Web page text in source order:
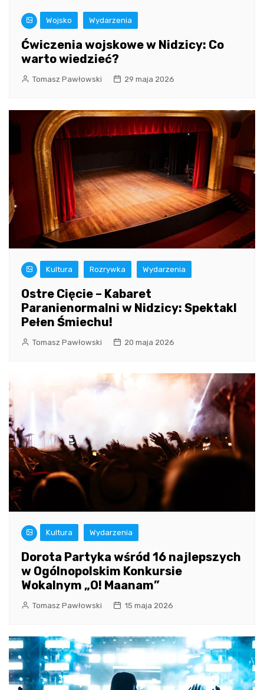
Wojsko Wydarzenia
Ćwiczenia wojskowe w Nidzicy: Co
warto wiedzieć?
Tomasz Pawłowski 29 maja 2026
Kultura Rozrywka Wydarzenia
Ostre Cięcie – Kabaret
Paranienormalni w Nidzicy: Spektakl
Pełen Śmiechu!
Tomasz Pawłowski 20 maja 2026
Kultura Wydarzenia
Dorota Partyka wśród 16 najlepszych
w Ogólnopolskim Konkursie
Wokalnym „O! Maanam”
Tomasz Pawłowski 15 maja 2026